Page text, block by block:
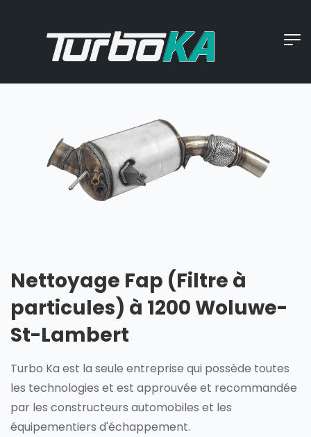
Nettoyage Fap (Filtre à
particules) à 1200 Woluwe-
St-Lambert
Turbo Ka est la seule entreprise qui possède toutes
les technologies et est approuvée et recommandée
par les constructeurs automobiles et les
équipementiers d'échappement.